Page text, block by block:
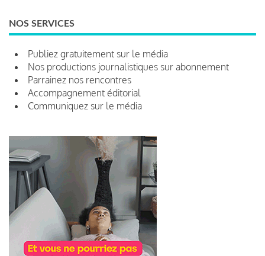
NOS SERVICES
Publiez gratuitement sur le média
Nos productions journalistiques sur abonnement
Parrainez nos rencontres
Accompagnement éditorial
Communiquez sur le média